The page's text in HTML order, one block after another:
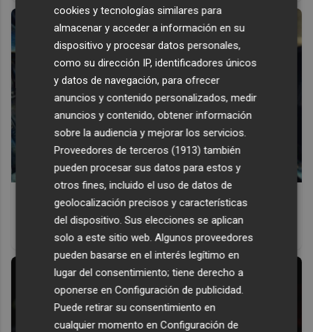
Pasaportes que abren puertas
Los pasaportes más poderosos del mundo, ¿está el
cookies y tecnologías similares para
almacenar y acceder a información en su
dispositivo y procesar datos personales,
como su dirección IP, identificadores únicos
y datos de navegación, para ofrecer
anuncios y contenido personalizados, medir
anuncios y contenido, obtener información
sobre la audiencia y mejorar los servicios.
Proveedores de terceros (1913) también
pueden procesar sus datos para estos y
otros fines, incluido el uso de datos de
geolocalización precisos y características
del dispositivo. Sus elecciones se aplican
solo a este sitio web. Algunos proveedores
pueden basarse en el interés legítimo en
lugar del consentimiento; tiene derecho a
oponerse enConfiguración de publicidad.
Puede retirar su consentimiento en
cualquier momento enConfiguración de